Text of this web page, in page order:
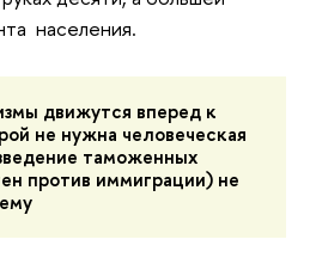
населения.
движутся вперед к
не нужна человеческая
таможенных
против иммиграции) не